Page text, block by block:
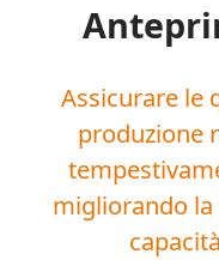
Assicurare le
produzione
migliorando